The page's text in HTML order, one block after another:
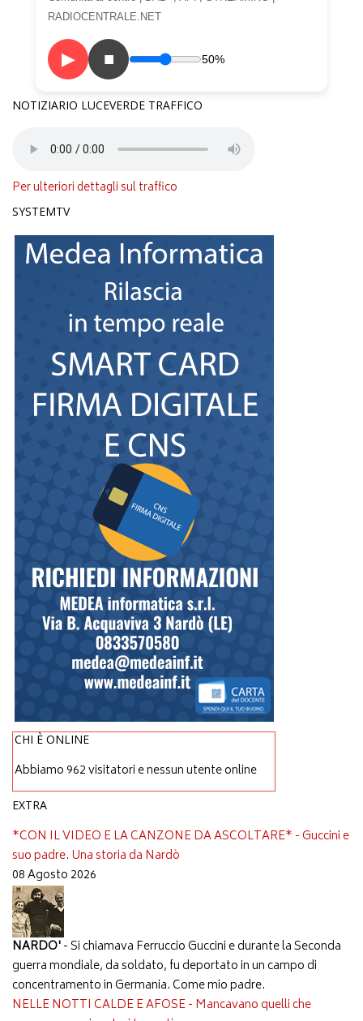
RADIOCENTRALE.NET
▶ ■ 50%
NOTIZIARIO LUCEVERDE TRAFFICO
Per ulteriori dettagli sul traffico
SYSTEMTV
CHI È ONLINE
Abbiamo 962 visitatori e nessun utente online
EXTRA
*CON IL VIDEO E LA CANZONE DA ASCOLTARE* - Guccini e
suo padre. Una storia da Nardò
08 Agosto 2026
NARDO'- Si chiamava Ferruccio Guccini e durante la Seconda
guerra mondiale, da soldato, fu deportato in un campo di
concentramento in Germania. Come mio padre.
NELLE NOTTI CALDE E AFOSE - Mancavano quelli che